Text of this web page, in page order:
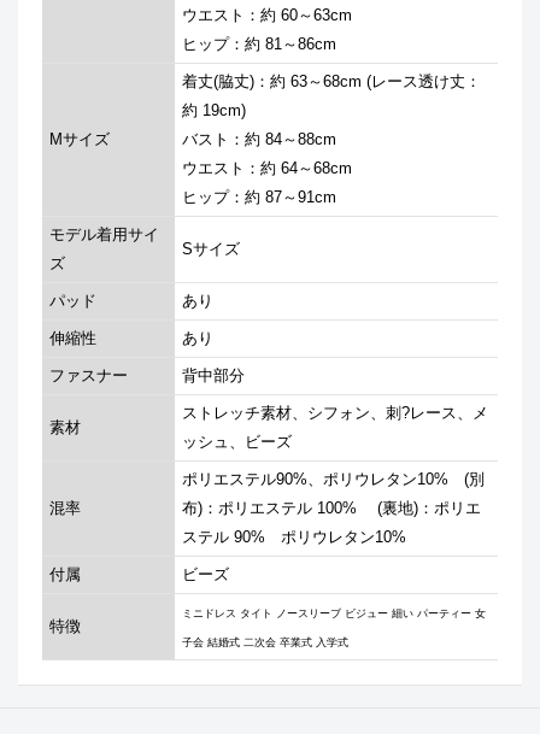
ウエスト：約 60～63cm
ヒップ：約 81～86cm
Mサイズ
着丈(脇丈)：約 63～68cm (レース透け丈：
約 19cm)
バスト：約 84～88cm
ウエスト：約 64～68cm
ヒップ：約 87～91cm
モデル着用サイ
ズ
Sサイズ
パッド あり
伸縮性 あり
ファスナー 背中部分
素材
ストレッチ素材、シフォン、刺?レース、メ
ッシュ、ビーズ
混率
ポリエステル90%、ポリウレタン10% (別
布)：ポリエステル 100% (裏地)：ポリエ
ステル 90% ポリウレタン10%
付属 ビーズ
特徴
ミニドレス タイト ノースリーブ ビジュー 細い パーティー 女
子会 結婚式 二次会 卒業式 入学式